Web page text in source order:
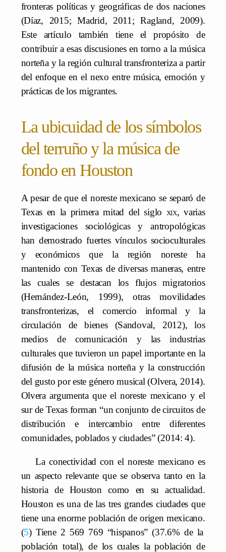
fronteras políticas y geográficas de dos naciones
(Díaz, 2015; Madrid, 2011; Ragland, 2009).
Este artículo también tiene el propósito de
contribuir a esas discusiones en torno a la música
norteña y la región cultural transfronteriza a partir
del enfoque en el nexo entre música, emoción y
prácticas de los migrantes.
La ubicuidad de los símbolos
del terruño y la música de
fondo en Houston
A pesar de que el noreste mexicano se separó de
Texas en la primera mitad del siglo xix, varias
investigaciones sociológicas y antropológicas
han demostrado fuertes vínculos socioculturales
y económicos que la región noreste ha
mantenido con Texas de diversas maneras, entre
las cuales se destacan los flujos migratorios
(Hernández-León, 1999), otras movilidades
transfronterizas, el comercio informal y la
circulación de bienes (Sandoval, 2012), los
medios de comunicación y las industrias
culturales que tuvieron un papel importante en la
difusión de la música norteña y la construcción
del gusto por este género musical (Olvera, 2014).
Olvera argumenta que el noreste mexicano y el
sur de Texas forman “un conjunto de circuitos de
distribución e intercambio entre diferentes
comunidades, poblados y ciudades” (2014: 4).
La conectividad con el noreste mexicano es
un aspecto relevante que se observa tanto en la
historia de Houston como en su actualidad.
Houston es una de las tres grandes ciudades que
tiene una enorme población de origen mexicano.
5 Tiene 2 569 769 “hispanos” (37.6% de la
población total), de los cuales la población de